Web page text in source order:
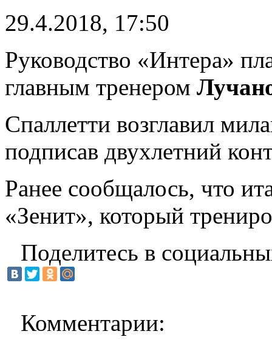
29.4.2018, 17:50
Руководство «Интера»
главным тренером
Спаллетти возглавил
подписав двухлетний
Ранее сообщалось, что
«Зенит», который
Поделитесь в
Комментарии: